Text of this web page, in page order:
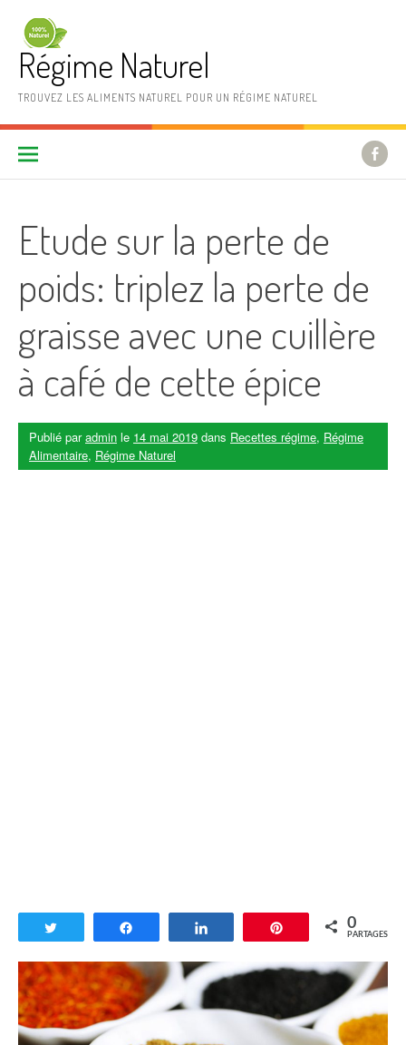
Régime Naturel
TROUVEZ LES ALIMENTS NATUREL POUR UN RÉGIME NATUREL
Etude sur la perte de
poids: triplez la perte de
graisse avec une cuillère
à café de cette épice
Publié paradmin le 14 mai 2019 dans Recettes régime, Régime
Alimentaire, Régime Naturel
Enregistrer
0
PARTAGES